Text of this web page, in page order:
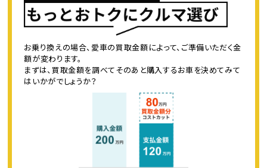
お乗り換えの場合、愛車の買取金額によって、ご準備いただく金
額が変わります。
まずは、買取金額を調べてそのあと購入するお車を決めてみて
はいかがでしょうか？